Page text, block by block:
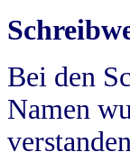
Bei den
Namen